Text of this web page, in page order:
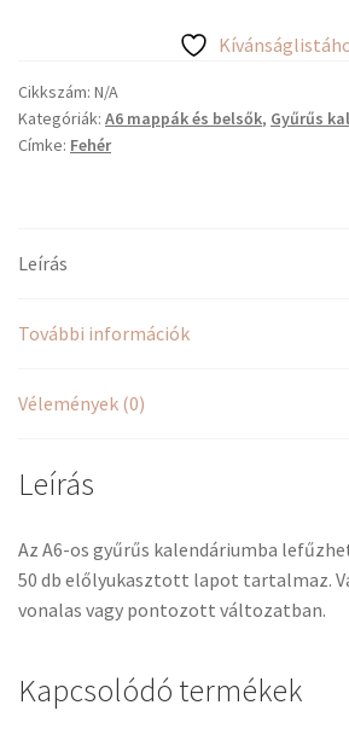
Cikkszám: N/A
Kategóriák: A6 mappák és belsők, Gyűrűs
Címke: Fehér
Leírás
További információk
Vélemények (0)
Leírás
Az A6-os gyűrűs kalendáriumba
50 db előlyukasztott lapot tartalmaz.
vonalas vagy pontozott változatban.
Kapcsolódó termékek